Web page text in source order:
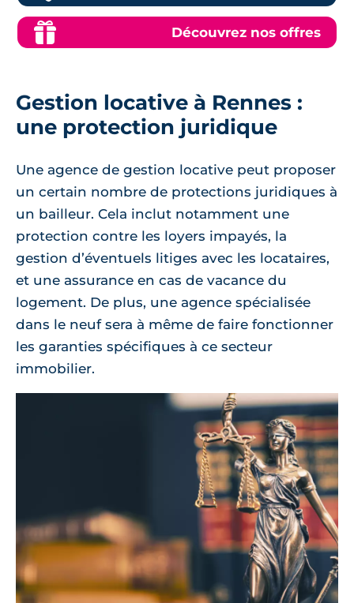
Découvrez nos offres
Gestion locative à Rennes :
une protection juridique
Une agence de gestion locative peut proposer
un certain nombre de protections juridiques à
un bailleur. Cela inclut notamment une
protection contre les loyers impayés, la
gestion d’éventuels litiges avec les locataires,
et une assurance en cas de vacance du
logement. De plus, une agence spécialisée
dans le neuf sera à même de faire fonctionner
les garanties spécifiques à ce secteur
immobilier.